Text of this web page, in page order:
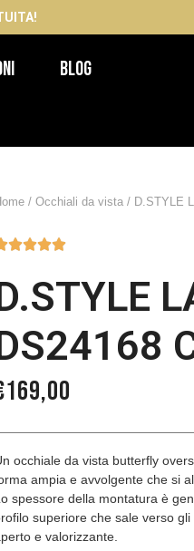
Blog
/ Occhiali da vista/ D.STYLE

169,00
occhiale da vista butterfly
ampia e avvolgente che si
spessore della montatura è
superiore che sale verso
e valorizzante.